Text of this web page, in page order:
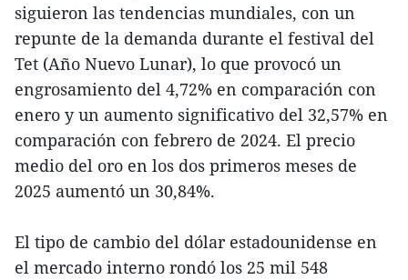
siguieron las tendencias mundiales, con un
repunte de la demanda durante el festival del
Tet (Año Nuevo Lunar), lo que provocó un
engrosamiento del 4,72% en comparación con
enero y un aumento significativo del 32,57% en
comparación con febrero de 2024. El precio
medio del oro en los dos primeros meses de
2025 aumentó un 30,84%.
El tipo de cambio del dólar estadounidense en
el mercado interno rondó los 25 mil 548